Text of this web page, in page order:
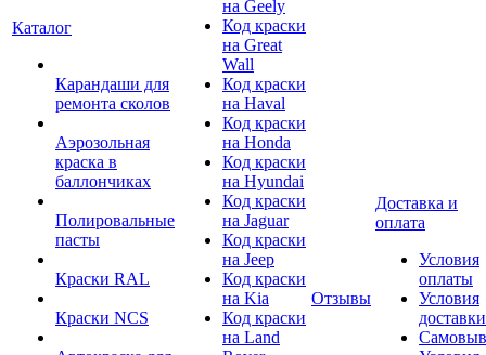
Каталог
Карандаши для
ремонта сколов
Аэрозольная
краска в
баллончиках
Полировальные
пасты
Краски RAL
Краски NCS
на Geely
Код краски
на Great
Wall
Код краски
на Haval
Код краски
на Honda
Код краски
на Hyundai
Код краски
на Jaguar
Код краски
на Jeep
Код краски
на Kia
Код краски
на Land
Отзывы
Доставка и
оплата
Условия
оплаты
Условия
доставки